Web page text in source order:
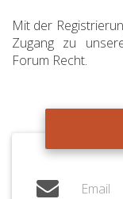
Mit der
Zugang zu
Forum Recht.